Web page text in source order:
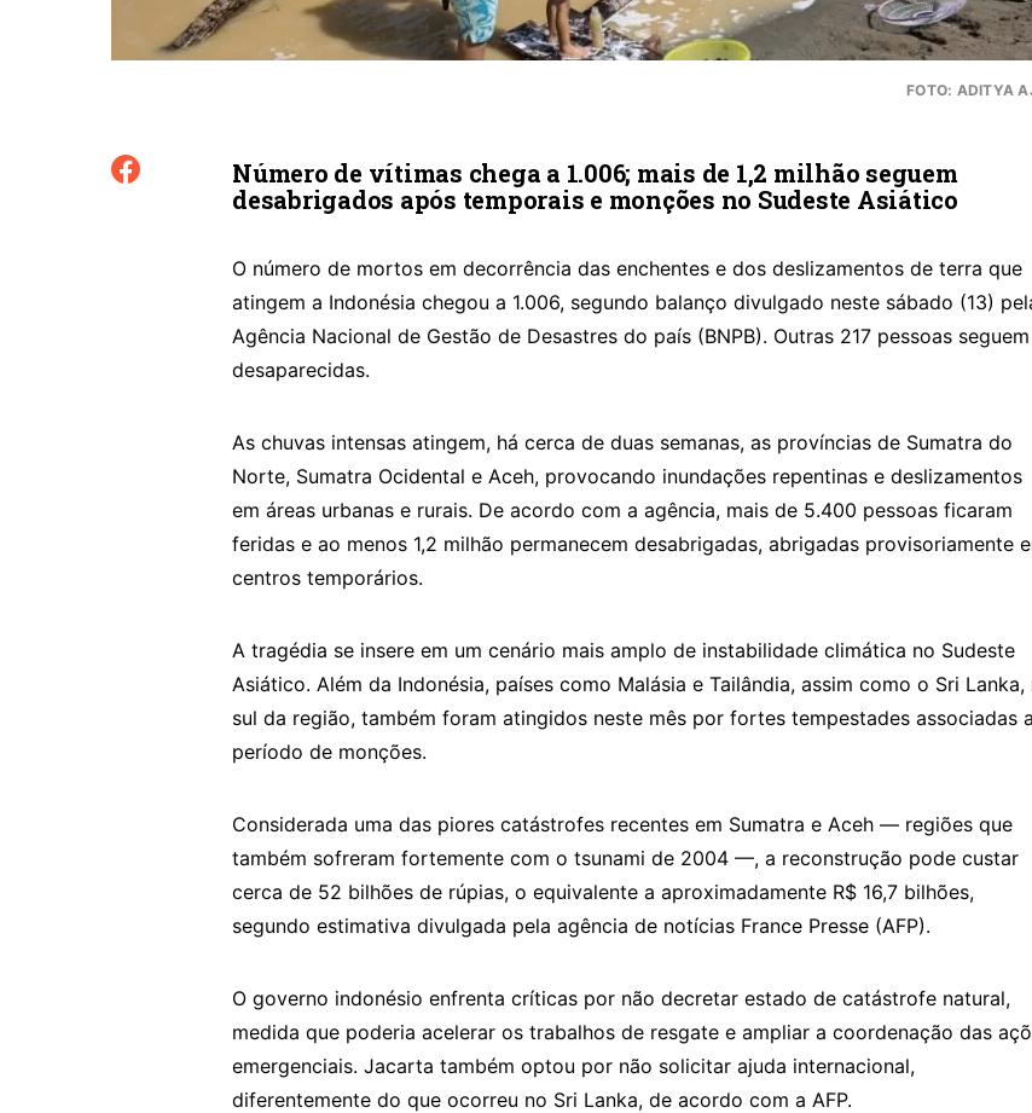
FOTO: ADITYA
Número de vítimas chega a 1.006; mais de 1,2 milhão seguem
desabrigados após temporais e monções no Sudeste Asiático
O número de mortos em decorrência das enchentes e dos deslizamentos de terra que
atingem a Indonésia chegou a 1.006, segundo balanço divulgado neste sábado (13)
Agência Nacional de Gestão de Desastres do país (BNPB). Outras 217 pessoas seguem
desaparecidas.
As chuvas intensas atingem, há cerca de duas semanas, as províncias de Sumatra do
Norte, Sumatra Ocidental e Aceh, provocando inundações repentinas e deslizamentos
em áreas urbanas e rurais. De acordo com a agência, mais de 5.400 pessoas ficaram
feridas e ao menos 1,2 milhão permanecem desabrigadas, abrigadas provisoriamente
centros temporários.
A tragédia se insere em um cenário mais amplo de instabilidade climática no Sudeste
Asiático. Além da Indonésia, países como Malásia e Tailândia, assim como o Sri Lanka,
sul da região, também foram atingidos neste mês por fortes tempestades associadas
período de monções.
Considerada uma das piores catástrofes recentes em Sumatra e Aceh — regiões que
também sofreram fortemente com o tsunami de 2004 —, a reconstrução pode custar
cerca de 52 bilhões de rúpias, o equivalente a aproximadamente R$ 16,7 bilhões,
segundo estimativa divulgada pela agência de notícias France Presse (AFP).
O governo indonésio enfrenta críticas por não decretar estado de catástrofe natural,
medida que poderia acelerar os trabalhos de resgate e ampliar a coordenação das
emergenciais. Jacarta também optou por não solicitar ajuda internacional,
diferentemente do que ocorreu no Sri Lanka, de acordo com a AFP.